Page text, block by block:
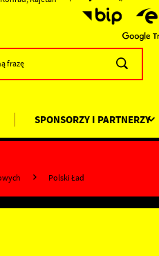
SPONSORZY I PARTNERZY
Polski Ład